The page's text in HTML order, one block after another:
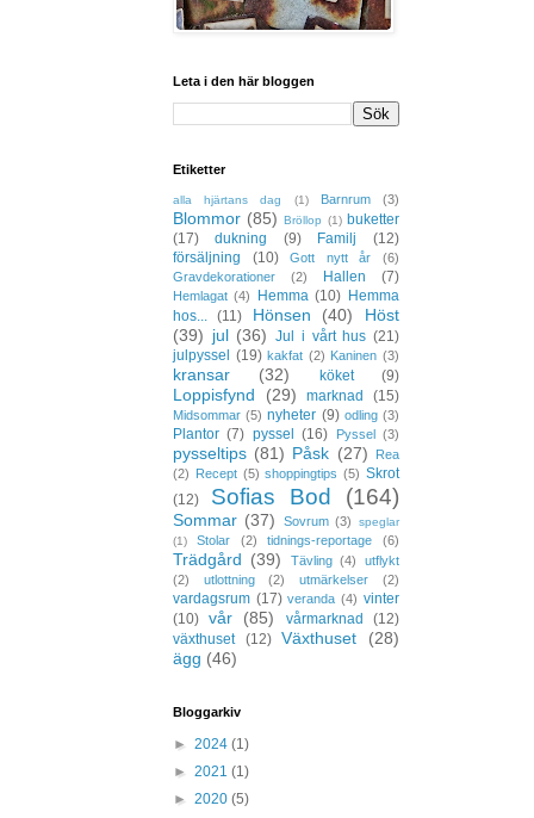
Leta i den här bloggen
Etiketter
alla hjärtans dag (1) Barnrum (3)
Blommor (85) Bröllop (1) buketter
(17)
dukning (9) Familj
(12)
försäljning
(10) Gott nytt år
(6)
Gravdekorationer
(2) Hallen (7)
Hemlagat (4) Hemma (10) Hemma
hos...
(11) Hönsen (40)
Höst
(39) jul (36) Jul i vårt hus (21)
julpyssel
(19) kakfat (2) Kaninen (3)
kransar (32) köket (9)
Loppisfynd (29) marknad (15)
Midsommar (5) nyheter (9) odling (3)
Plantor (7) pyssel (16) Pyssel (3)
pysseltips (81) Påsk (27)
Rea
(2) Recept (5) shoppingtips (5) Skrot
(12)
Sofias Bod (164)
Sommar (37) Sovrum (3)
speglar
(1)
Stolar (2) tidnings-reportage (6)
Trädgård (39) Tävling (4)
utflykt
(2)
utlottning (2) utmärkelser (2)
vardagsrum (17) veranda (4) vinter
(10) vår (85) vårmarknad
(12)
växthuset
(12) Växthuset
(28)
ägg (46)
Bloggarkiv
► 2024 (1)
► 2021 (1)
► 2020 (5)